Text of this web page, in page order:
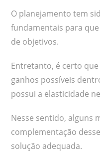
O planejamento tem
fundamentais para
de objetivos.
Entretanto, é certo
ganhos possíveis
possui a elasticidade
Nesse sentido, alguns
complementação
solução adequada.